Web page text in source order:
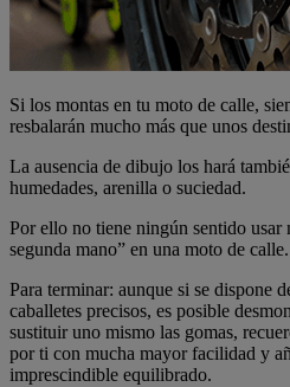
Si los montas en tu moto de calle,
resbalarán mucho más que unos
La ausencia de dibujo los hará
humedades, arenilla o suciedad.
Por ello no tiene ningún sentido usar
segunda mano” en una moto de calle.
Para terminar: aunque si se dispone
caballetes precisos, es posible
sustituir uno mismo las gomas,
por ti con mucha mayor facilidad y
imprescindible equilibrado.